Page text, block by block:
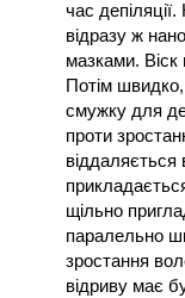
час
відразу ж
мазками.
Потім швидко,
смужку для
проти
віддаляється
щільно
паралельно
зростання
відриву має